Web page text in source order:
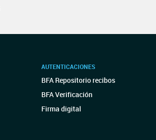
AUTENTICACIONES
BFA Repositorio recibos
BFA Verificación
Firma digital